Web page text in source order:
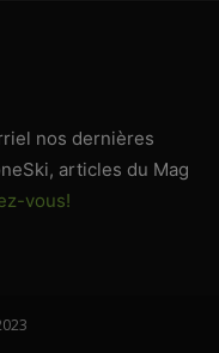
nos dernières
articles du Mag
vous!